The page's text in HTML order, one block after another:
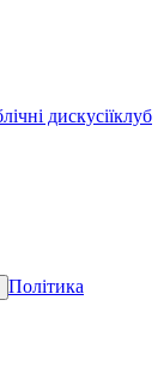
дискусіїклуб
Політика